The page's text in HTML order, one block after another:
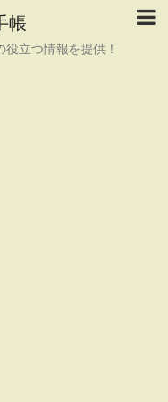
帳
立つ情報を提供！